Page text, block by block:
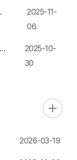
2025-11-
06
2025-10-
30
2026-03-19